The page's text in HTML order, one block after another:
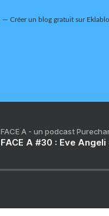
Créer un blog gratuit sur
FACE A - un podcast
FACE A #30 : Eve